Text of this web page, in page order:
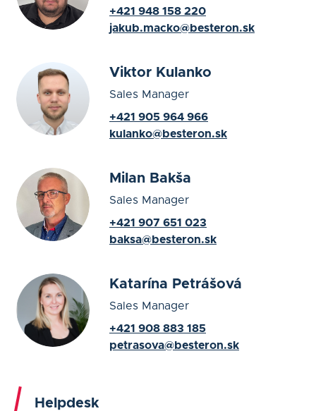
+421 948 158 220
jakub.macko@besteron.sk
Viktor Kulanko
Sales Manager
+421 905 964 966
kulanko@besteron.sk
Milan Bakša
Sales Manager
+421 907 651 023
baksa@besteron.sk
Katarína Petrášová
Sales Manager
+421 908 883 185
petrasova@besteron.sk
Helpdesk